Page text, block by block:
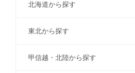
北海道から探す
東北から探す
甲信越・北陸から探す